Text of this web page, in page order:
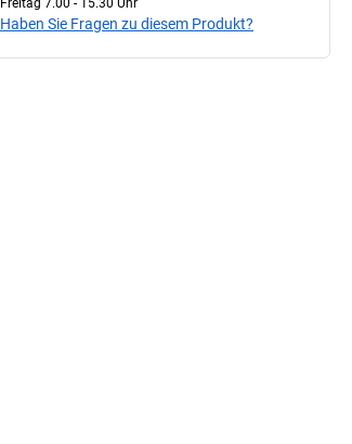
Haben Sie Fragen zu diesem Produkt?